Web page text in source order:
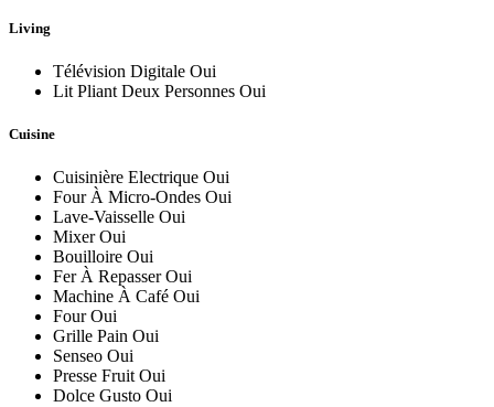
Living
Télévision Digitale Oui
Lit Pliant Deux Personnes Oui
Cuisine
Cuisinière Electrique Oui
Four À Micro-Ondes Oui
Lave-Vaisselle Oui
MixerOui
Bouilloire Oui
Fer À RepasserOui
Machine À Café Oui
FourOui
Grille Pain Oui
Senseo Oui
Presse Fruit Oui
Dolce Gusto Oui